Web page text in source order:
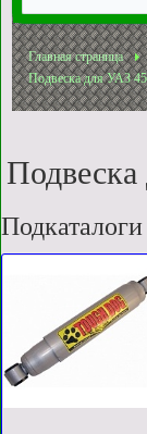
Главная страница
Подвеска для УАЗ